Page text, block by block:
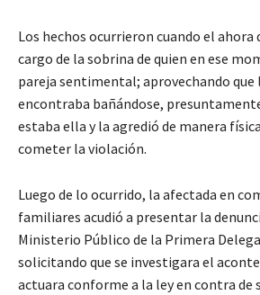
Los hechos ocurrieron cuando el ahora
cargo de la sobrina de quien en ese
pareja sentimental; aprovechando que
encontraba bañándose,
estaba ella y la agredió de manera
cometer la violación.
Luego de lo ocurrido, la afectada en
familiares acudió a presentar la
Ministerio Público de la Primera
solicitando que se investigara el
actuara conforme a la ley en contra de